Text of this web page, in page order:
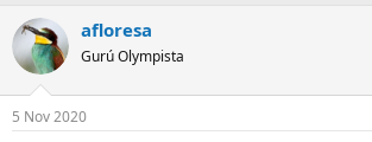
afloresa
Gurú Olympista
5 Nov 2020